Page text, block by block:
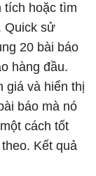
tích hoặc tìm
Quick sử
20 bài báo
hàng đầu.
giá và hiển thị
báo mà nó
cách tốt
Kết quả